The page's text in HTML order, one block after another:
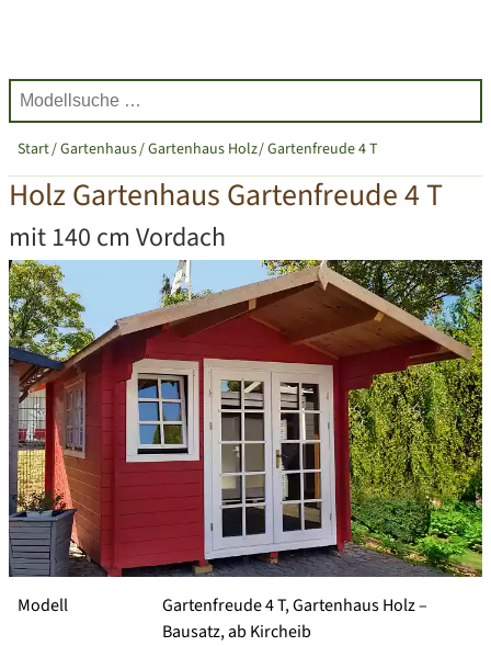
Start Gartenhaus Gartenhaus Holz Gartenfreude 4 T
Holz Gartenhaus Gartenfreude 4 T
mit 140 cm Vordach
Modell
Gartenfreude 4 T, Gartenhaus Holz –
Bausatz, ab Kircheib